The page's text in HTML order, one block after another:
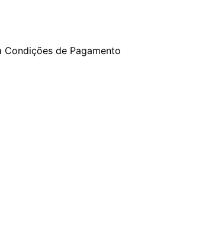
Condições de Pagamento